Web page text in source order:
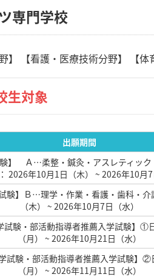
専門学校
】 【看護・医療技術分野】 【
出願期間
験】 Ａ…柔整・鍼灸・アスレティッ
2026年10月1日（木） ~ 2026年10月7
験】Ｂ…理学・作業・看護・歯科・
（木） ~ 2026年10月7日（水）
試験・部活動指導者推薦入学試験】①
（月） ~ 2026年10月21日（水）
試験・部活動指導者推薦入学試験】
（月） ~ 2026年11月11日（水）